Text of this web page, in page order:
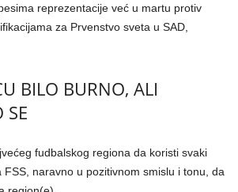
reprezentacije već u martu protiv
za Prvenstvo sveta u SAD,
BILO BURNO, ALI
SE
fudbalskog regiona da koristi svaki
FSS, naravno u pozitivnom smislu i tonu, da